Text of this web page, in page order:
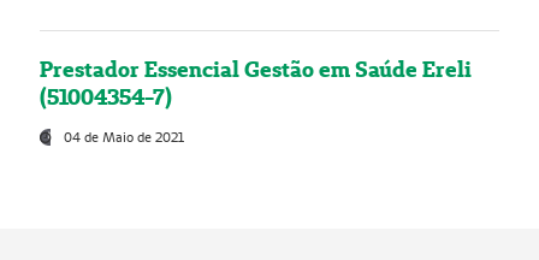
Prestador Essencial Gestão em Saúde Ereli
(51004354-7)
04 de Maio de 2021